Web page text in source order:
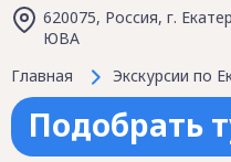
620075, Россия, г.
ЮВА
Главная
Экскурсии по
Подобрать